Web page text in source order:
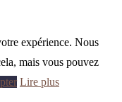
expérience. Nous
mais vous pouvez
Lire plus